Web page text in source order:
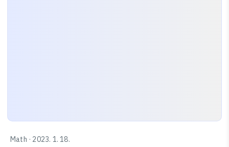
Math · 2023. 1. 18.